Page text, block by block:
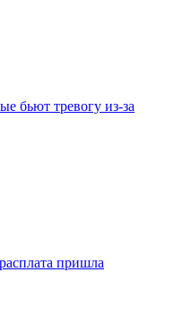
бьют тревогу из-за
пришла